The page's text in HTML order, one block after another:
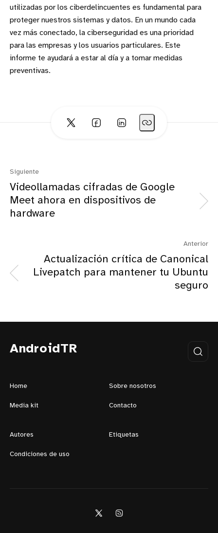
utilizadas por los ciberdelincuentes es fundamental para
proteger nuestros sistemas y datos. En un mundo cada
vez más conectado, la ciberseguridad es una prioridad
para las empresas y los usuarios particulares. Este
informe te ayudará a estar al día y a tomar medidas
preventivas.
Siguiente
Videollamadas cifradas de Google
Meet ahora en dispositivos de
hardware
Anterior
Actualización crítica de Canonical
Livepatch para mantener tu Ubuntu
seguro
AndroidTR
Home Sobre nosotros
Media kit Contacto
Autores Etiquetas
Condiciones de uso